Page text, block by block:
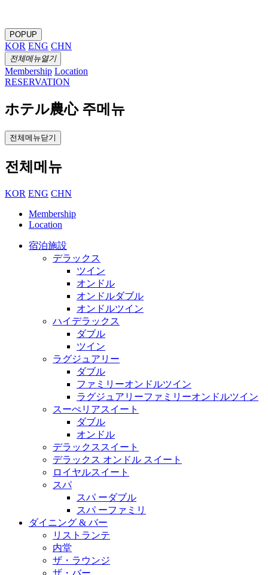
POPUP
KOR ENG CHN
전체메뉴열기
Membership Location
RESERVATION
ホテル農心 주메뉴
전체메뉴닫기
전체메뉴
KOR ENG CHN
Membership
Location
宿泊施設
デラックス
ツイン
オンドル
オンドルダブル
オンドルツイン
ハイデラックス
ダブル
ツイン
ラグジュアリー
ダブル
ファミリーオンドルツイン
ラグジュアリーファミリーオンドルツイン
スーぺリアスイート
ダブル
オンドル
デラックススイート
デラックス オンドル スイート
ロイヤルスイート
スパ
スパ ーダブル
スパ ーファミリ
ダイニング & バー
リストランテ
内堂
ザ・ラウンジ
ザ・バー